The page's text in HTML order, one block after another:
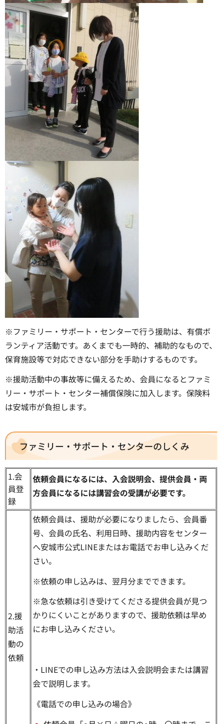
※ファミリー・サポート・センターで行う援助は、有償ボ
ランティア活動です。あくまでも一時的、補助的なもので、
保育施設等で対応できない部分を手助けするものです。
※援助活動中の事故等に備えるため、会員になるとファミ
リー・サポート・センター補償保険に加入します。保険料
は安城市が負担します。
ファミリー・サポート・センターのしくみ
1.会
員登
録
依頼会員になるには、入会説明会、提供会員・両
方会員になるには講習会の受講が必要です。
2.援
助活
動の
依頼
依頼会員は、援助が必要になりましたら、会員番
号、会員の氏名、利用日時、援助内容をセンター
へ安城市公式LINEまたはお電話でお申し込みくだ
さい。
※依頼の申し込みは、翌月分までできます。
※急な依頼は引き受けてくださる提供会員が見つ
かりにくいことがありますので、援助依頼は早め
にお申し込みください。
・LINEでの申し込み方法は入会説明会または講習
会で説明します。
《電話での申し込みの場合》